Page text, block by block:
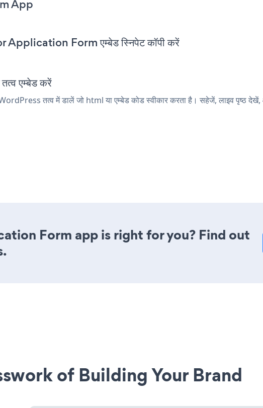
App
Form एम्बेड स्निपेट कॉपी करें
एम्बेड करें
तत्व में डालें जो html या एम्बेड कोड स्वीकार करता है। सहेजें, लाइव पृष्ठ
Form app is right for you? Find out
of Building Your Brand